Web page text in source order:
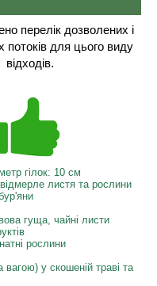
перелік дозволених і
потоків для цього виду
відходів.
гілок: 10 см
листя та рослини
гуща, чайні листи
рослини
у скошеній траві та